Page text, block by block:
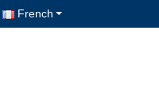
French